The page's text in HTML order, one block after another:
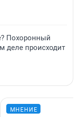
Похоронный
деле происходит
МНЕНИЕ